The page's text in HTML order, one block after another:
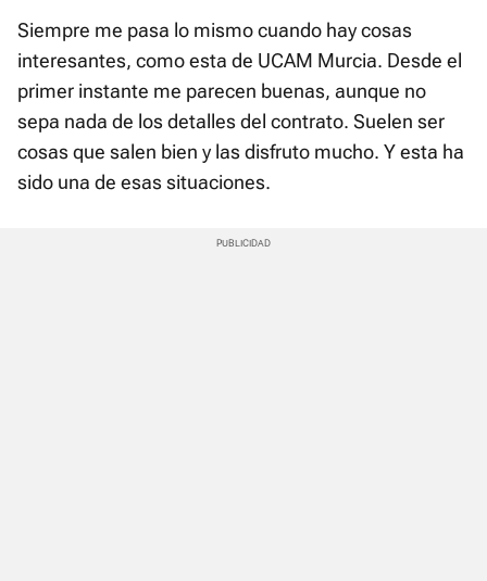
Siempre me pasa lo mismo cuando hay cosas
interesantes, como esta de UCAM Murcia. Desde el
primer instante me parecen buenas, aunque no
sepa nada de los detalles del contrato. Suelen ser
cosas que salen bien y las disfruto mucho. Y esta ha
sido una de esas situaciones.